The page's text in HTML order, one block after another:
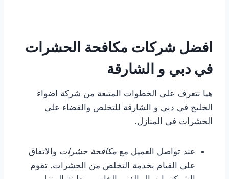
افضل شركات مكافحة الحشرات
في دبي و الشارقة
هيا نتعرف على الخطوات المتبعة من شركة اضواء
الخليج في دبي و الشارقة للتخلص والقضاء على
الحشرات فى المنازل.
عند تواصل العميل مع مكافحة حشرات والاتفاق
على القيام بخدمة التخلص من الحشرات. تقوم